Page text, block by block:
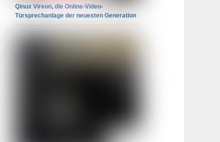
Qinux Vireon, die Online-Video-
Türsprechanlage der neuesten Generation